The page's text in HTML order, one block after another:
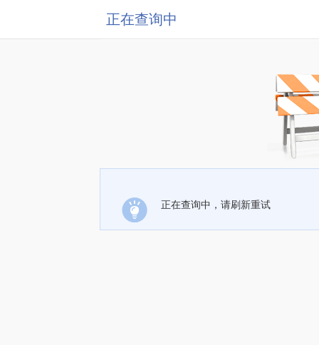
正在查询中
正在查询中，请刷新重试